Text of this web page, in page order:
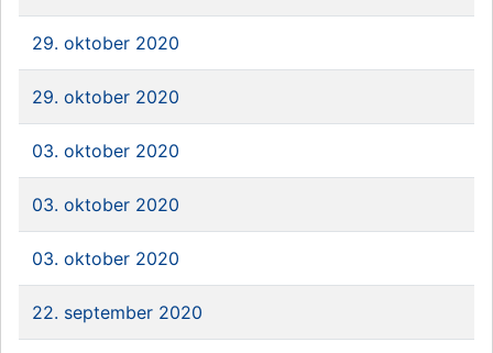
29. oktober 2020
29. oktober 2020
03. oktober 2020
03. oktober 2020
03. oktober 2020
22. september 2020